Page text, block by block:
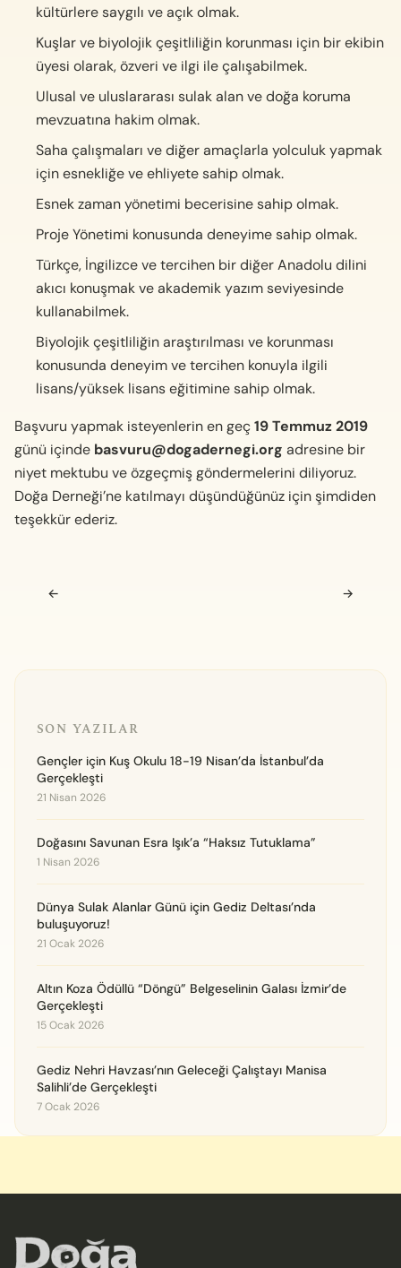
kültürlere saygılı ve açık olmak.
Kuşlar ve biyolojik çeşitliliğin korunması için bir ekibin
üyesi olarak, özveri ve ilgi ile çalışabilmek.
Ulusal ve uluslararası sulak alan ve doğa koruma
mevzuatına hakim olmak.
Saha çalışmaları ve diğer amaçlarla yolculuk yapmak
için esnekliğe ve ehliyete sahip olmak.
Esnek zaman yönetimi becerisine sahip olmak.
Proje Yönetimi konusunda deneyime sahip olmak.
Türkçe, İngilizce ve tercihen bir diğer Anadolu dilini
akıcı konuşmak ve akademik yazım seviyesinde
kullanabilmek.
Biyolojik çeşitliliğin araştırılması ve korunması
konusunda deneyim ve tercihen konuyla ilgili
lisans/yüksek lisans eğitimine sahip olmak.
Başvuru yapmak isteyenlerin en geç19 Temmuz 2019
günü içinde basvuru@dogadernegi.org adresine bir
niyet mektubu ve özgeçmiş göndermelerini diliyoruz.
Doğa Derneği’ne katılmayı düşündüğünüz için şimdiden
teşekkür ederiz.
Navigasyon sonrası
← →
SON YAZILAR
Gençler için Kuş Okulu 18-19 Nisan’da İstanbul’da
Gerçekleşti
21 Nisan 2026
Doğasını Savunan Esra Işık’a “Haksız Tutuklama”
1 Nisan 2026
Dünya Sulak Alanlar Günü için Gediz Deltası’nda
buluşuyoruz!
21 Ocak 2026
Altın Koza Ödüllü “Döngü” Belgeselinin Galası İzmir’de
Gerçekleşti
15 Ocak 2026
Gediz Nehri Havzası’nın Geleceği Çalıştayı Manisa
Salihli’de Gerçekleşti
7 Ocak 2026